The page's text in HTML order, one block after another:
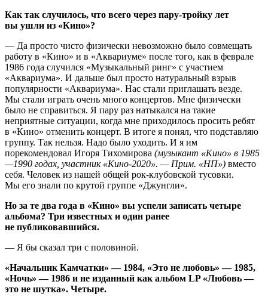
Как так случилось, что всего через пару-тройку лет
вы ушли из «Кино»?
— Да просто чисто физически невозможно было совмещать
работу в «Кино» и в «Аквариуме» после того, как в феврале
1986 года случился «Музыкальный ринг» с участием
«Аквариума». И дальше был просто натуральный взрыв
популярности «Аквариума». Нас стали приглашать везде.
Мы стали играть очень много концертов. Мне физически
было не справиться. Я пару раз натыкался на такие
неприятные ситуации, когда мне приходилось просить ребят
в «Кино» отменить концерт. В итоге я понял, что подставляю
группу. Так нельзя. Надо было уходить. И я им
порекомендовал Игоря Тихомирова (музыкант «Кино» в 1985
—1990 годах, участник «Кино-2020». — Прим. «НП») вместо
себя. Человек из нашей общей рок-клубовской тусовки.
Мы его знали по крутой группе «Джунгли».
Но за те два года в «Кино» вы успели записать четыре
альбома? Три известных и один ранее
не публиковавшийся.
— Я бы сказал три с половиной.
«Начальник Камчатки» — 1984, «Это не любовь» — 1985,
«Ночь» — 1986 и не изданный как альбом LP «Любовь —
это не шутка». Четыре.